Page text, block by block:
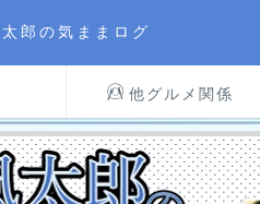
太郎の気ままログ
他グルメ関係